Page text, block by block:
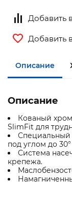
Добавить
Добавить
Описание
Описание
Кованый
SlimFit для
Специальный
под углом до
Система
крепежа.